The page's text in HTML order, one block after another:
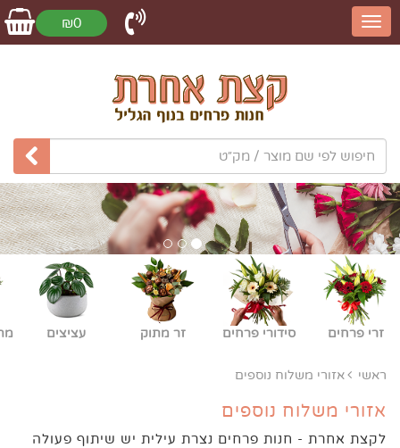
₪0
זרי פרחים סידורי פרחים זר מתוק עציצים
ראשי אזורי משלוח נוספים
אזורי משלוח נוספים
לקצת אחרת - חנות פרחים נצרת עילית יש שיתוף פעולה